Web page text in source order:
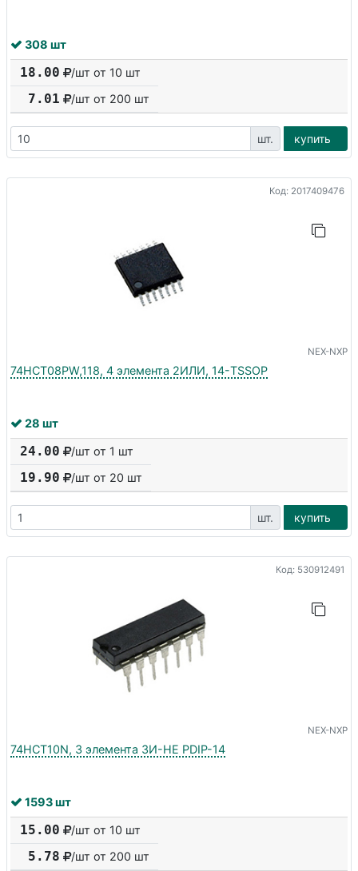
308 шт
18.00 /шт от 10 шт
7.01 /шт от 200 шт
шт. купить
Код: 2017409476
NEX-NXP
74HCT08PW,118, 4 элемента 2ИЛИ, 14-TSSOP
28 шт
24.00 /шт от 1 шт
19.90 /шт от 20 шт
шт. купить
Код: 530912491
NEX-NXP
74HCT10N, 3 элемента 3И-НЕ PDIP-14
1593 шт
15.00 /шт от 10 шт
5.78 /шт от 200 шт